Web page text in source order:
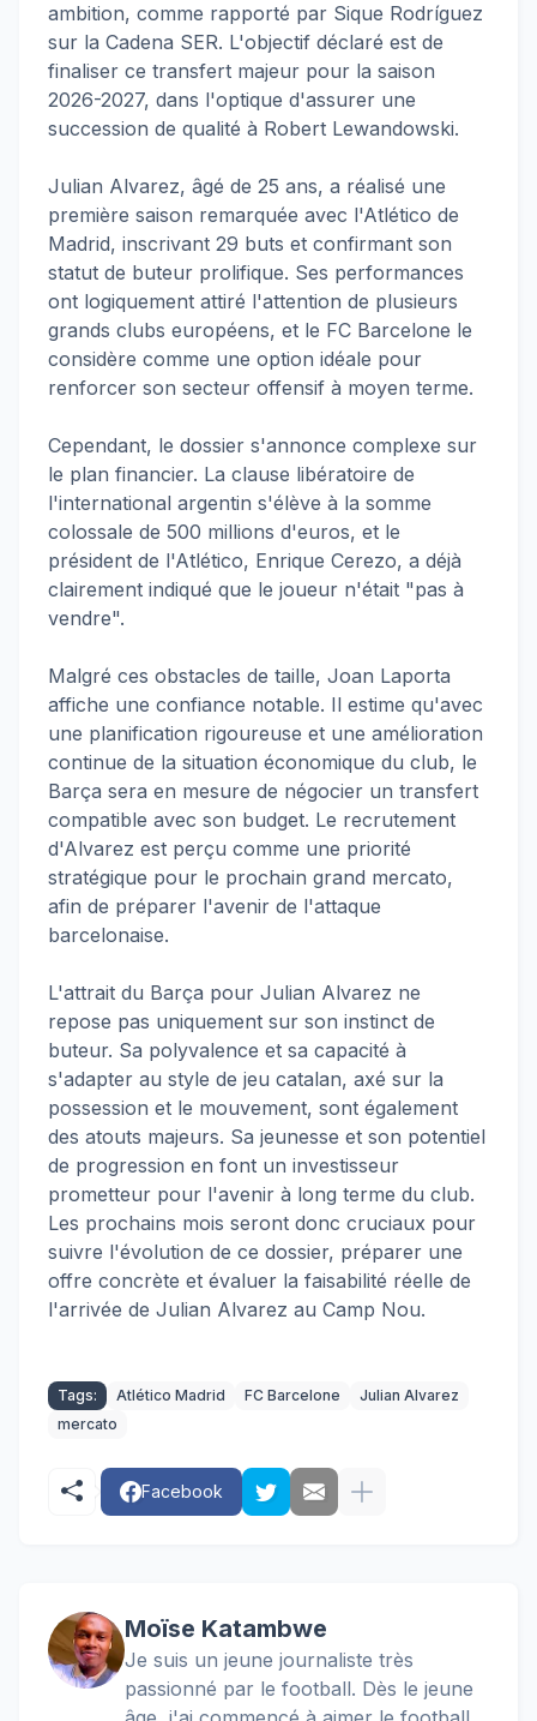
ambition, comme rapporté par Sique Rodríguez
sur la Cadena SER. L'objectif déclaré est de
finaliser ce transfert majeur pour la saison
2026-2027, dans l'optique d'assurer une
succession de qualité à Robert Lewandowski.
Julian Alvarez, âgé de 25 ans, a réalisé une
première saison remarquée avec l'Atlético de
Madrid, inscrivant 29 buts et confirmant son
statut de buteur prolifique. Ses performances
ont logiquement attiré l'attention de plusieurs
grands clubs européens, et le FC Barcelone le
considère comme une option idéale pour
renforcer son secteur offensif à moyen terme.
Cependant, le dossier s'annonce complexe sur
le plan financier. La clause libératoire de
l'international argentin s'élève à la somme
colossale de 500 millions d'euros, et le
président de l'Atlético, Enrique Cerezo, a déjà
clairement indiqué que le joueur n'était "pas à
vendre".
Malgré ces obstacles de taille, Joan Laporta
affiche une confiance notable. Il estime qu'avec
une planification rigoureuse et une amélioration
continue de la situation économique du club, le
Barça sera en mesure de négocier un transfert
compatible avec son budget. Le recrutement
d'Alvarez est perçu comme une priorité
stratégique pour le prochain grand mercato,
afin de préparer l'avenir de l'attaque
barcelonaise.
L'attrait du Barça pour Julian Alvarez ne
repose pas uniquement sur son instinct de
buteur. Sa polyvalence et sa capacité à
s'adapter au style de jeu catalan, axé sur la
possession et le mouvement, sont également
des atouts majeurs. Sa jeunesse et son potentiel
de progression en font un investisseur
prometteur pour l'avenir à long terme du club.
Les prochains mois seront donc cruciaux pour
suivre l'évolution de ce dossier, préparer une
offre concrète et évaluer la faisabilité réelle de
l'arrivée de Julian Alvarez au Camp Nou.
Tags: Atlético Madrid FC Barcelone
Julian Alvarez
mercato
Facebook
Moïse Katambwe
Je suis un jeune journaliste très
passionné par le football. Dès le jeune